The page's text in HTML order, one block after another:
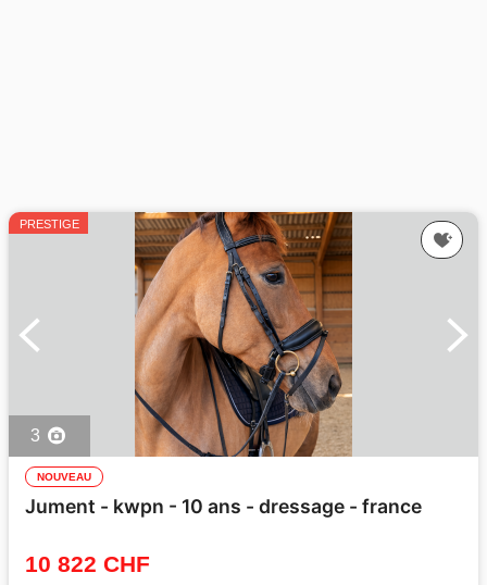
PRESTIGE
3
NOUVEAU
Jument - kwpn - 10 ans - dressage - france
10 822 CHF